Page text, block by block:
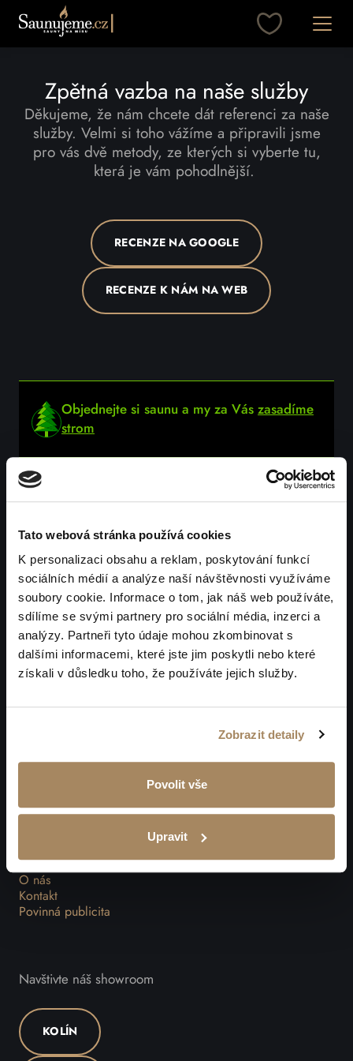
Tato webová stránka používá cookies
K personalizaci obsahu a reklam, poskytování funkcí
sociálních médií a analýze naší návštěvnosti využíváme
soubory cookie. Informace o tom, jak náš web používáte,
sdílíme se svými partnery pro sociální média, inzerci a
analýzy. Partneři tyto údaje mohou zkombinovat s
dalšími informacemi, které jste jim poskytli nebo které
získali v důsledku toho, že používáte jejich služby.
Zobrazit detaily
Povolit vše
Upravit
Přeskočit na obsah
Zpětná vazba na naše služby
Děkujeme, že nám chcete dát referenci za naše
služby. Velmi si toho vážíme a připravili jsme
pro vás dvě metody, ze kterých si vyberte tu,
která je vám pohodlnější.
RECENZE NA GOOGLE
RECENZE K NÁM NA WEB
Objednejte si saunu a my za Vás zasadíme
strom
Facebook
Instagram
FINSKÁ SAUNA
VENKOVNÍ SAUNA
INFRASAUNA
PROSKLENÁ SAUNA
BIO SAUNA
VENKOVNÍ INFRASAUNA
Materiály
Ke stažení
O nás
Kontakt
Povinná publicita
Navštivte náš showroom
KOLÍN